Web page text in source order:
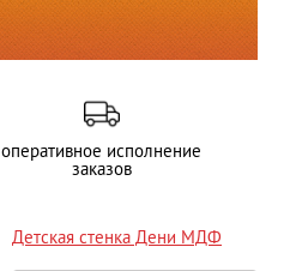
оперативное исполнение
заказов
Детская стенка Дени МДФ